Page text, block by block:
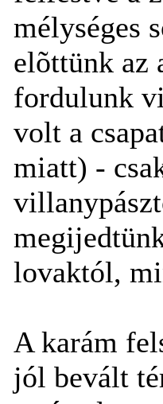
mélységes
elõttünk az
fordulunk
volt a
miatt) -
lovaktól,
A karám
jól bevált